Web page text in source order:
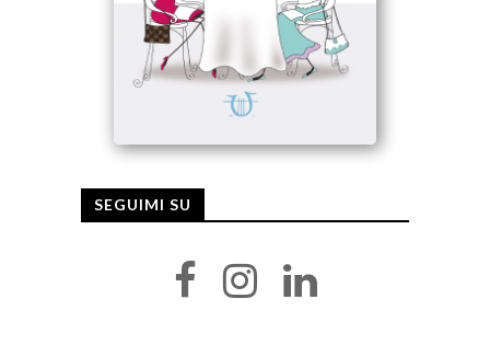
SEGUIMI SU